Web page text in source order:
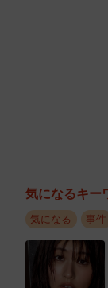
気になるキー
気になる 事件